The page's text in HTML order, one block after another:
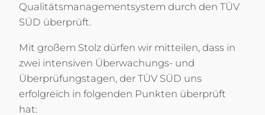
Qualitätsmanagementsystem durch den TÜV
SÜD überprüft.
Mit großem Stolz dürfen wir mitteilen, dass in
zwei intensiven Überwachungs- und
Überprüfungstagen, der TÜV SÜD uns
erfolgreich in folgenden Punkten überprüft
hat: